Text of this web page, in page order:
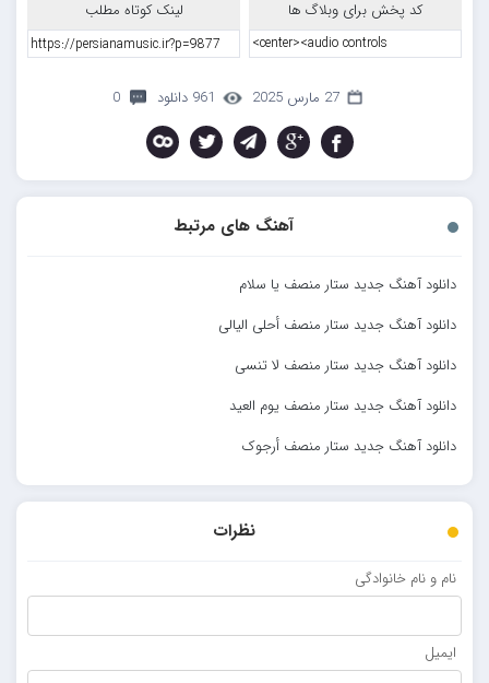
کد پخش برای وبلاگ ها لینک کوتاه مطلب
27 مارس 2025 961 دانلود 0
آهنگ های مرتبط
دانلود آهنگ جدید ستار منصف یا سلام
دانلود آهنگ جدید ستار منصف أحلی الیالی
دانلود آهنگ جدید ستار منصف لا تنسی
دانلود آهنگ جدید ستار منصف یوم العید
دانلود آهنگ جدید ستار منصف أرجوک
نظرات
نام و نام خانوادگی
ایمیل